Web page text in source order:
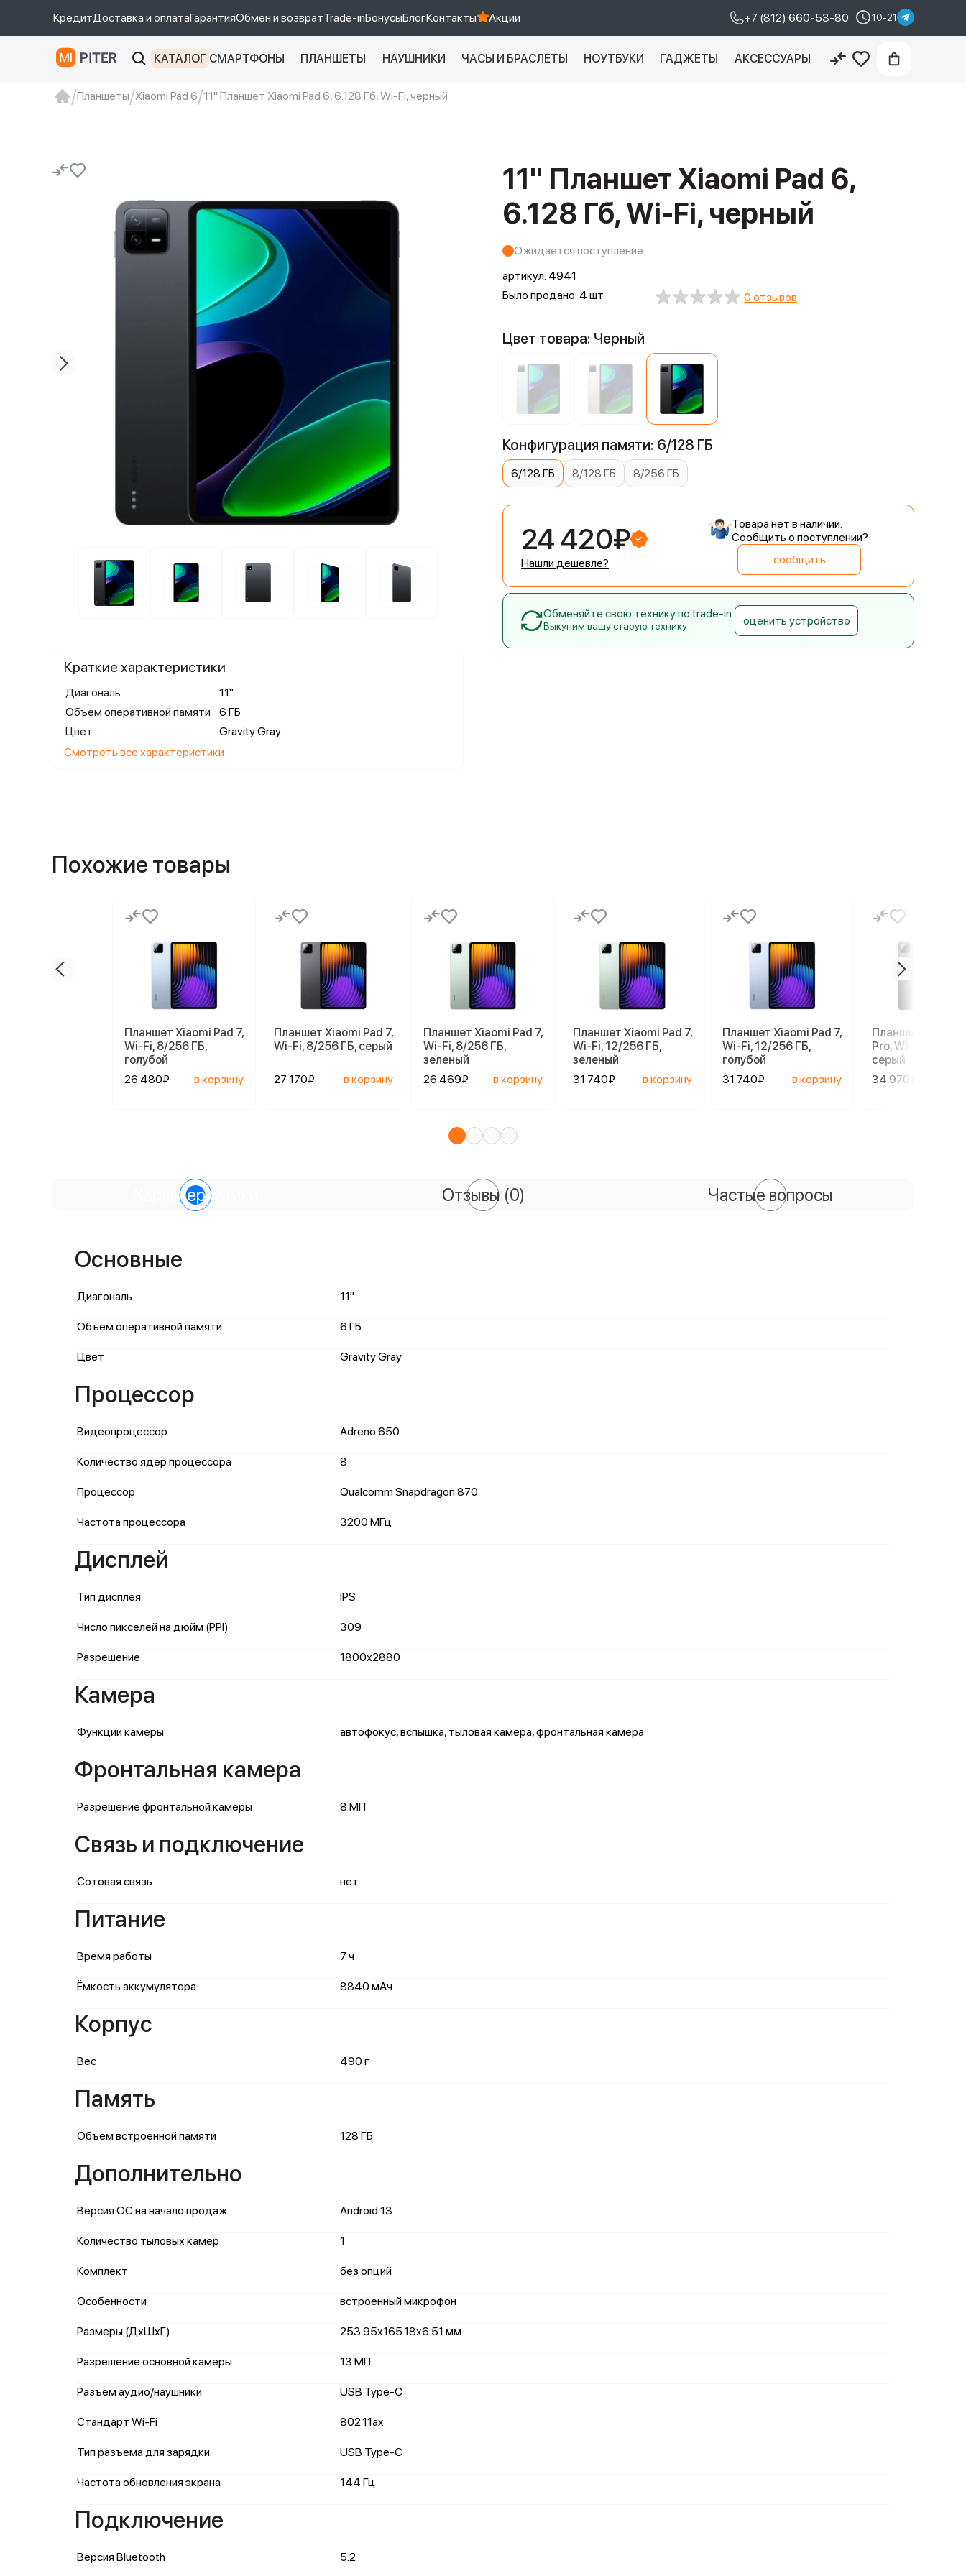
КредитДоставка и оплатаГарантияОбмен и возвратTrade-inБонусыБлогКонтакты Акции +7 (812) 660-53-80 10-21
КАТАЛОГ СМАРТФОНЫ ПЛАНШЕТЫ НАУШНИКИ ЧАСЫ И БРАСЛЕТЫ НОУТБУКИ ГАДЖЕТЫ АКСЕССУАРЫ
Планшеты Xiaomi Pad 6 11" Планшет Xiaomi Pad 6, 6.128 Гб, Wi-Fi, черный
11" Планшет Xiaomi Pad 6,
6.128 Гб, Wi-Fi, черный
Ожидается поступление
артикул: 4941
Было продано: 4 шт
0 отзывов
Краткие характеристики
Диагональ
11"
Объем оперативной памяти
6 ГБ
Цвет
Gravity Gray
Смотреть все характеристики
Цвет товара: Черный
Конфигурация памяти: 6/128 ГБ
6/128 ГБ 8/128 ГБ 8/256 ГБ
24 420₽
Нашли дешевле?
Товара нет в наличии.
Сообщить о поступлении?
сообщить
Обменяйте свою технику по trade-in
Выкупим вашу старую технику оценить устройство
Похожие товары
Планшет Xiaomi Pad 7,
Wi-Fi, 8/256 ГБ,
голубой
26 480₽
в корзину
Планшет Xiaomi Pad 7,
Wi-Fi, 8/256 ГБ, серый
27 170₽ в корзину
Планшет Xiaomi Pad 7,
Wi-Fi, 8/256 ГБ,
зеленый
26 469₽
в корзину
Планшет Xiaomi Pad 7,
Wi-Fi, 12/256 ГБ,
зеленый
31 740₽
в корзину
Планшет Xiaomi Pad 7,
Wi-Fi, 12/256 ГБ,
голубой
31 740₽
в корзину
Планшет Xiaomi
Pro, Wi-Fi, 8/256
серый
34 970₽
Характеристики Отзывы (0) Частые вопросы
Основные
Диагональ 11"
Объем оперативной памяти 6 ГБ
Цвет Gravity Gray
Процессор
Видеопроцессор Adreno 650
Количество ядер процессора 8
Процессор Qualcomm Snapdragon 870
Частота процессора 3200 МГц
Дисплей
Тип дисплея IPS
Число пикселей на дюйм (PPI) 309
Разрешение 1800х2880
Камера
Функции камеры автофокус, вспышка, тыловая камера, фронтальная камера
Фронтальная камера
Разрешение фронтальной камеры 8 МП
Связь и подключение
Сотовая связь нет
Питание
Время работы 7 ч
Ёмкость аккумулятора 8840 мАч
Корпус
Вес 490 г
Память
Объем встроенной памяти 128 ГБ
Дополнительно
Версия ОС на начало продаж Android 13
Количество тыловых камер 1
Комплект без опций
Особенности встроенный микрофон
Размеры (ДхШхГ) 253.95x165.18x6.51 мм
Разрешение основной камеры 13 МП
Разъем аудио/наушники USB Type-C
Стандарт Wi-Fi 802.11ax
Тип разъема для зарядки USB Type-C
Частота обновления экрана 144 Гц
Подключение
Версия Bluetooth 5.2